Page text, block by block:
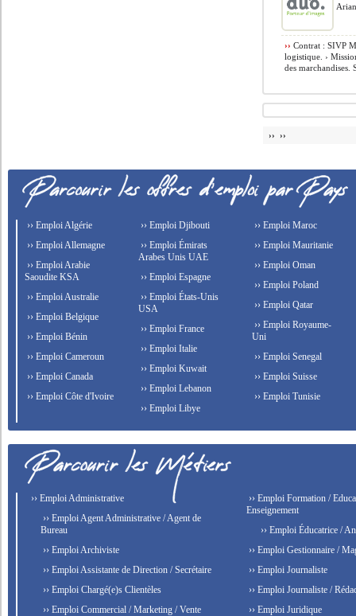
›› Contrat : SIVP
logistique. ›
des marchandises.
›› ››
›› Emploi Algérie
›› Emploi Allemagne
›› Emploi Arabie
Saoudite KSA
›› Emploi Australie
›› Emploi Belgique
›› Emploi Bénin
›› Emploi Cameroun
›› Emploi Canada
›› Emploi Côte d'Ivoire
›› Emploi Djibouti
›› Emploi Émirats
Arabes Unis UAE
›› Emploi Espagne
›› Emploi États-Unis
USA
›› Emploi France
›› Emploi Italie
›› Emploi Kuwait
›› Emploi Lebanon
›› Emploi Libye
›› Emploi Maroc
›› Emploi Mauritanie
›› Emploi Oman
›› Emploi Poland
›› Emploi Qatar
›› Emploi Royaume-
Uni
›› Emploi Senegal
›› Emploi Suisse
›› Emploi Tunisie
›› Emploi Administrative
›› Emploi Agent Administrative / Agent de
Bureau
›› Emploi Archiviste
›› Emploi Assistante de Direction / Secrétaire
›› Emploi Chargé(e)s Clientèles
›› Emploi Commercial / Marketing / Vente
›› Emploi Formation /
Enseignement
›› Emploi Éducatrice /
›› Emploi Gestionnaire /
›› Emploi Journaliste
›› Emploi Journaliste /
›› Emploi Juridique